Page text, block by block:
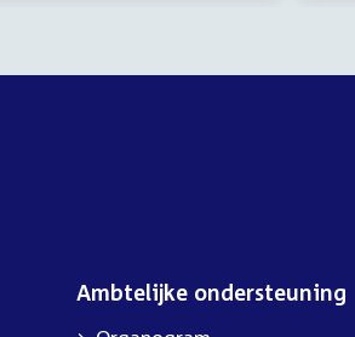
Ambtelijke ondersteuning